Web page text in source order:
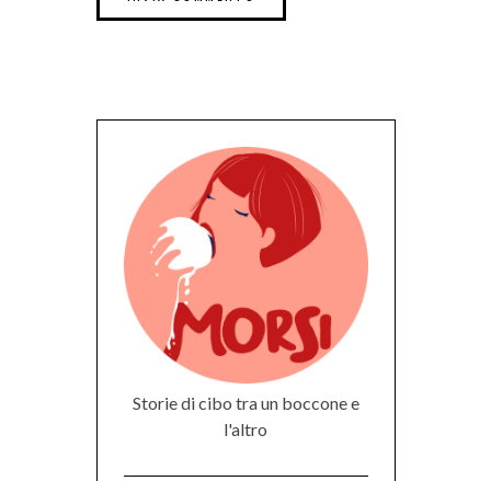
Storie di cibo tra un boccone e
l'altro